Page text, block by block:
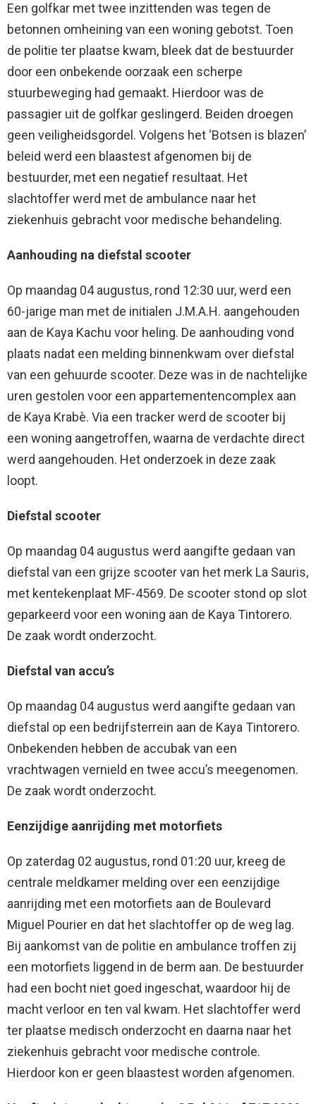
Een golfkar met twee inzittenden was tegen de
betonnen omheining van een woning gebotst. Toen
de politie ter plaatse kwam, bleek dat de bestuurder
door een onbekende oorzaak een scherpe
stuurbeweging had gemaakt. Hierdoor was de
passagier uit de golfkar geslingerd. Beiden droegen
geen veiligheidsgordel. Volgens het ‘Botsen is blazen’
beleid werd een blaastest afgenomen bij de
bestuurder, met een negatief resultaat. Het
slachtoffer werd met de ambulance naar het
ziekenhuis gebracht voor medische behandeling.
Aanhouding na diefstal scooter
Op maandag 04 augustus, rond 12:30 uur, werd een
60-jarige man met de initialen J.M.A.H. aangehouden
aan de Kaya Kachu voor heling. De aanhouding vond
plaats nadat een melding binnenkwam over diefstal
van een gehuurde scooter. Deze was in de nachtelijke
uren gestolen voor een appartementencomplex aan
de Kaya Krabè. Via een tracker werd de scooter bij
een woning aangetroffen, waarna de verdachte direct
werd aangehouden. Het onderzoek in deze zaak
loopt.
Diefstal scooter
Op maandag 04 augustus werd aangifte gedaan van
diefstal van een grijze scooter van het merk La Sauris,
met kentekenplaat MF-4569. De scooter stond op slot
geparkeerd voor een woning aan de Kaya Tintorero.
De zaak wordt onderzocht.
Diefstal van accu’s
Op maandag 04 augustus werd aangifte gedaan van
diefstal op een bedrijfsterrein aan de Kaya Tintorero.
Onbekenden hebben de accubak van een
vrachtwagen vernield en twee accu’s meegenomen.
De zaak wordt onderzocht.
Eenzijdige aanrijding met motorfiets
Op zaterdag 02 augustus, rond 01:20 uur, kreeg de
centrale meldkamer melding over een eenzijdige
aanrijding met een motorfiets aan de Boulevard
Miguel Pourier en dat het slachtoffer op de weg lag.
Bij aankomst van de politie en ambulance troffen zij
een motorfiets liggend in de berm aan. De bestuurder
had een bocht niet goed ingeschat, waardoor hij de
macht verloor en ten val kwam. Het slachtoffer werd
ter plaatse medisch onderzocht en daarna naar het
ziekenhuis gebracht voor medische controle.
Hierdoor kon er geen blaastest worden afgenomen.